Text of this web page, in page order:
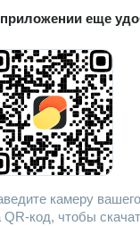
еще
камеру
QR-код, чтобы